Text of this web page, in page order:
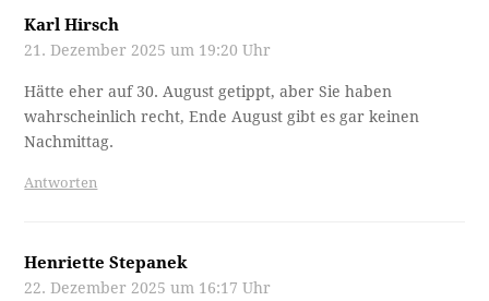
Karl Hirsch
21. Dezember 2025 um 19:20 Uhr
Hätte eher auf 30. August getippt, aber Sie haben
wahrscheinlich recht, Ende August gibt es gar keinen
Nachmittag.
Antworten
Henriette Stepanek
22. Dezember 2025 um 16:17 Uhr